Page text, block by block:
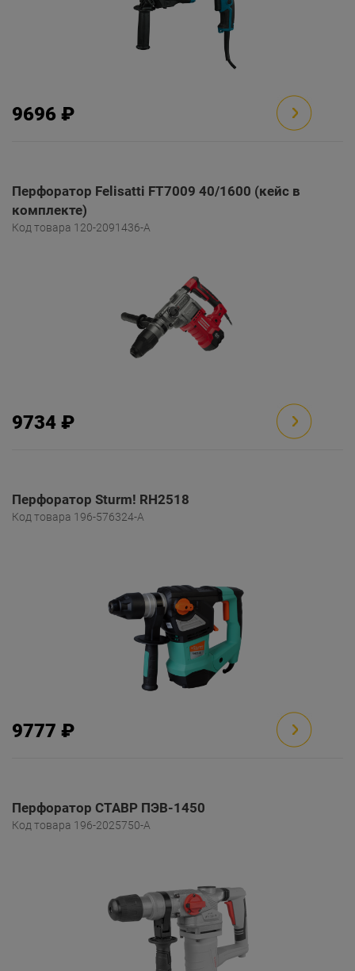
9696 ₽
Перфоратор Felisatti FT7009 40/1600 (кейс в
комплекте)
Код товара 120-2091436-A
9734 ₽
Перфоратор Sturm! RH2518
Код товара 196-576324-A
9777 ₽
Перфоратор СТАВР ПЭВ-1450
Код товара 196-2025750-A